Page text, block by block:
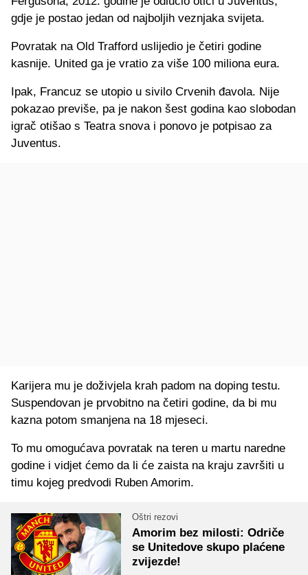
gdje je postao jedan od najboljih veznjaka svijeta.
Povratak na Old Trafford uslijedio je četiri godine
kasnije. United ga je vratio za više 100 miliona eura.
Ipak, Francuz se utopio u sivilo Crvenih đavola. Nije
pokazao previše, pa je nakon šest godina kao slobodan
igrač otišao s Teatra snova i ponovo je potpisao za
Juventus.
Karijera mu je doživjela krah padom na doping testu.
Suspendovan je prvobitno na četiri godine, da bi mu
kazna potom smanjena na 18 mjeseci.
To mu omogućava povratak na teren u martu naredne
godine i vidjet ćemo da li će zaista na kraju završiti u
timu kojeg predvodi Ruben Amorim.
Oštri rezovi
Amorim bez milosti: Odriče
se Unitedove skupo plaćene
zvijezde!